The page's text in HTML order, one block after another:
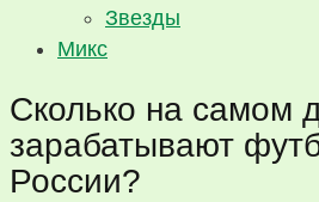
Звезды
Микс
Сколько на самом
зарабатывают
России?